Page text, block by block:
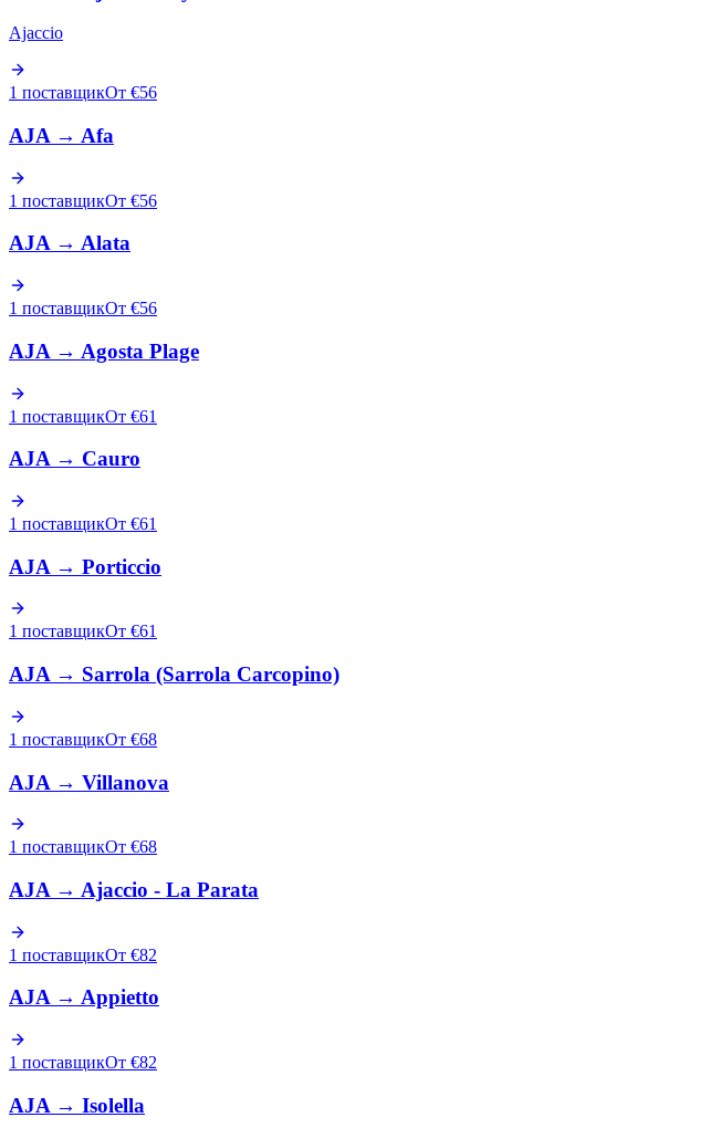
Ajaccio
1 поставщикОт €56
AJA → Afa
1 поставщикОт €56
AJA→ Alata
1 поставщикОт €56
AJA → Agosta Plage
1 поставщикОт €61
AJA→ Cauro
1 поставщикОт €61
AJA → Porticcio
1 поставщикОт €61
AJA → Sarrola (Sarrola Carcopino)
1 поставщикОт €68
AJA → Villanova
1 поставщикОт €68
AJA → Ajaccio - La Parata
1 поставщикОт €82
AJA→ Appietto
1 поставщикОт €82
AJA → Isolella